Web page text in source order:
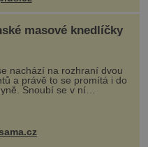
masové knedlíčky
nachází na rozhraní dvou
a právě to se promítá i do
Snoubí se v ní
a asijské chutě a díky tomu
rozhodně st...